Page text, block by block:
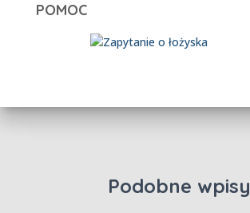
POMOC
Podobne wpisy